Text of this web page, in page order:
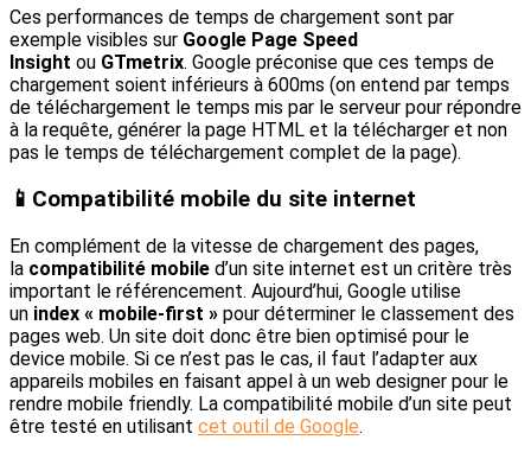
Ces performances de temps de chargement sont par
exemple visibles sur Google Page Speed
Insight ou GTmetrix. Google préconise que ces temps de
chargement soient inférieurs à 600ms (on entend par temps
de téléchargement le temps mis par le serveur pour répondre
à la requête, générer la page HTML et la télécharger et non
pas le temps de téléchargement complet de la page).
📱 Compatibilité mobile du site internet
En complément de la vitesse de chargement des pages,
la compatibilité mobile d’un site internet est un critère très
important le référencement. Aujourd’hui, Google utilise
un index « mobile-first » pour déterminer le classement des
pages web. Un site doit donc être bien optimisé pour le
device mobile. Si ce n’est pas le cas, il faut l’adapter aux
appareils mobiles en faisant appel à un web designer pour le
rendre mobile friendly. La compatibilité mobile d’un site peut
être testé en utilisant cet outil de Google.